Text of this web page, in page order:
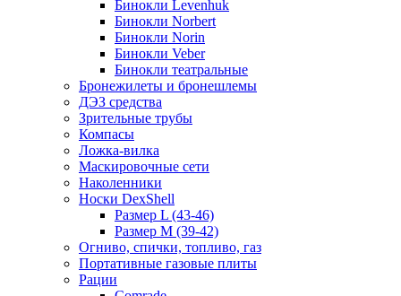
Бинокли Levenhuk
Бинокли Norbert
Бинокли Norin
Бинокли Veber
Бинокли театральные
Бронежилеты и бронешлемы
ДЭЗ средства
Зрительные трубы
Компасы
Ложка-вилка
Маскировочные сети
Наколенники
Носки DexShell
Размер L (43-46)
Размер M (39-42)
Огниво, спички, топливо, газ
Портативные газовые плиты
Рации